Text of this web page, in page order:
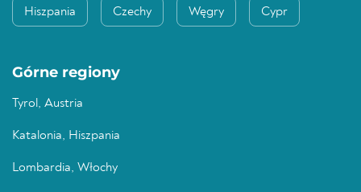
Hiszpania Czechy Węgry Cypr
Górne regiony
Tyrol, Austria
Katalonia, Hiszpania
Lombardia, Włochy